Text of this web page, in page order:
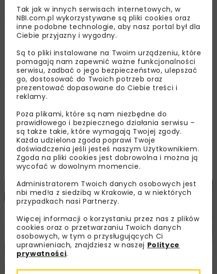
Barbara Goszczyńska
OPUBLIKOWANO: 03.02.2023
W dniach 19–21 października 2022 r. w Cedzynie
koło Kielc odbyła się XVII Konferencja
Naukowo-Techniczna Warsztat Pracy
Rzeczoznawcy Budowlanego, zorganizowana
przez Wydział Budownictwa i Architektury
Politechniki Świętokrzyskiej oraz Polski Związek
Inżynierów i Techników Budownictwa Oddział
Kielce.
Tak jak w innych serwisach internetowych, w
NBI.com.pl wykorzystywane są pliki cookies oraz
inne podobne technologie, aby nasz portal był dla
Ciebie przyjazny i wygodny.
Są to pliki instalowane na Twoim urządzeniu, które
pomagają nam zapewnić ważne funkcjonalności
serwisu, zadbać o jego bezpieczeństwo, ulepszać
go, dostosować do Twoich potrzeb oraz
prezentować dopasowane do Ciebie treści i
reklamy.
Poza plikami, które są nam niezbędne do
prawidłowego i bezpiecznego działania serwisu –
są także takie, które wymagają Twojej zgody.
Każda udzielona zgoda poprawi Twoje
doświadczenia jeśli jesteś naszym Użytkownikiem.
Zgoda na pliki cookies jest dobrowolna i można ją
wycofać w dowolnym momencie.
Administratorem Twoich danych osobowych jest
nbi med!a z siedzibą w Krakowie, a w niektórych
przypadkach nasi Partnerzy.
Więcej informacji o korzystaniu przez nas z plików
cookies oraz o przetwarzaniu Twoich danych
osobowych, w tym o przysługujących Ci
uprawnieniach, znajdziesz w naszej Polityce
prywatności.